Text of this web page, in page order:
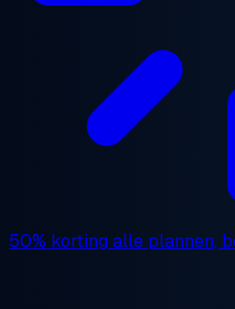
50% korting alle plannen,